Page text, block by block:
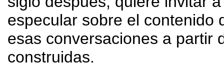
especular sobre el contenido
esas conversaciones a partir
construidas.